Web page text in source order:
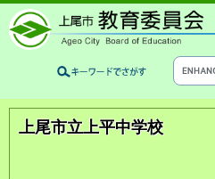
上尾市立上平中学校